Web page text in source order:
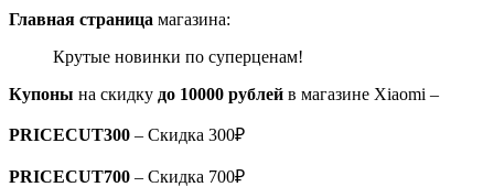
Главная страница магазина:
Крутые новинки по суперценам!
Купоны на скидку до 10000 рублей в магазине Xiaomi –
PRICECUT300 – Скидка 300₽
PRICECUT700 – Скидка 700₽